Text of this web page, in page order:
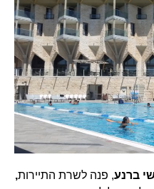
ברנע, פנה לשרת התיירות,